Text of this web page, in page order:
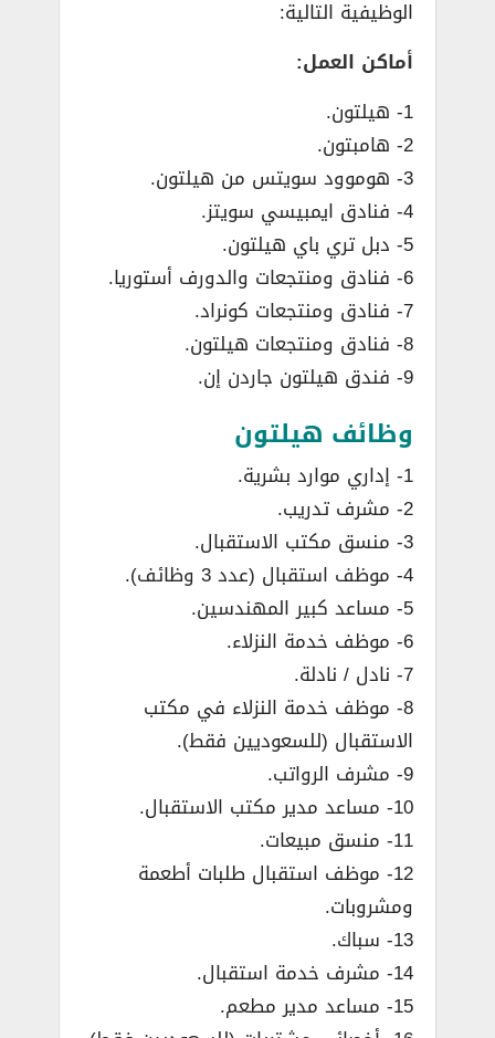
الوظيفية التالية:
أماكن العمل:
1- هيلتون.
2- هامبتون.
3- هوموود سويتس من هيلتون.
4- فنادق ايمبيسي سويتز.
5- دبل تري باي هيلتون.
6- فنادق ومنتجعات والدورف أستوريا.
7- فنادق ومنتجعات كونراد.
8- فنادق ومنتجعات هيلتون.
9- فندق هيلتون جاردن إن.
وظائف هيلتون
1- إداري موارد بشرية.
2- مشرف تدريب.
3- منسق مكتب الاستقبال.
4- موظف استقبال (عدد 3 وظائف).
5- مساعد كبير المهندسين.
6- موظف خدمة النزلاء.
7- نادل / نادلة.
8- موظف خدمة النزلاء في مكتب
الاستقبال (للسعوديين فقط).
9- مشرف الرواتب.
10- مساعد مدير مكتب الاستقبال.
11- منسق مبيعات.
12- موظف استقبال طلبات أطعمة
ومشروبات.
13- سباك.
14- مشرف خدمة استقبال.
15- مساعد مدير مطعم.